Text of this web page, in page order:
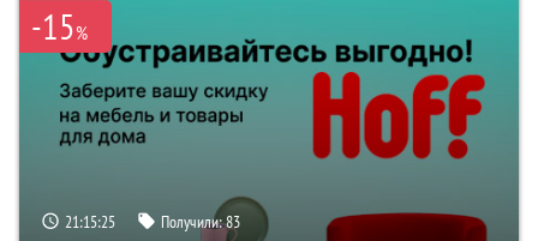
-15%
21:15:24 Получили:83